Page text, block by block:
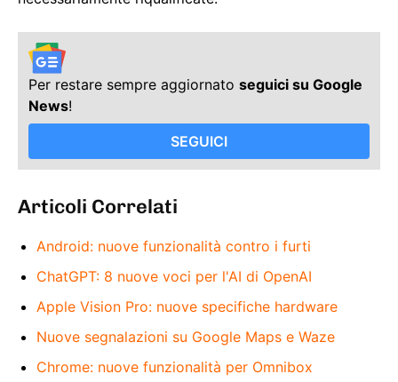
Per restare sempre aggiornato seguici su Google
News!
SEGUICI
Articoli Correlati
Android: nuove funzionalità contro i furti
ChatGPT: 8 nuove voci per l'AI di OpenAI
Apple Vision Pro: nuove specifiche hardware
Nuove segnalazioni su Google Maps e Waze
Chrome: nuove funzionalità per Omnibox